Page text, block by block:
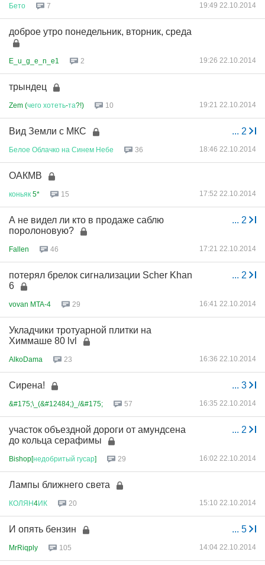
Бето 7 19:49 22.10.2014
доброе утро понедельник, вторник, среда
E_u_g_e_n_e1 2 19:26 22.10.2014
трындец
Zem (чего хотеть-та?!) 10 19:21 22.10.2014
... 2
Вид Земли с МКС
Белое Облачко на Синем Небе 36 18:46 22.10.2014
ОАКМВ
коньяк 5* 15 17:52 22.10.2014
... 2
А не видел ли кто в продаже саблю
поролоновую?
Fallen 46 17:21 22.10.2014
... 2
потерял брелок сигнализации Scher Khan
6
vovan MTA-4 29 16:41 22.10.2014
Укладчики тротуарной плитки на
Химмаше 80 lvl
AlkoDama 23 16:36 22.10.2014
... 3
Сирена!
&#175;\_(&#12484;)_/&#175; 57 16:35 22.10.2014
... 2
участок объездной дороги от амундсена
до кольца серафимы
Bishop[недобритый гусар] 29 16:02 22.10.2014
Лампы ближнего света
КОЛЯН4ИК 20 15:10 22.10.2014
... 5
И опять бензин
MrRiqply 105 14:04 22.10.2014